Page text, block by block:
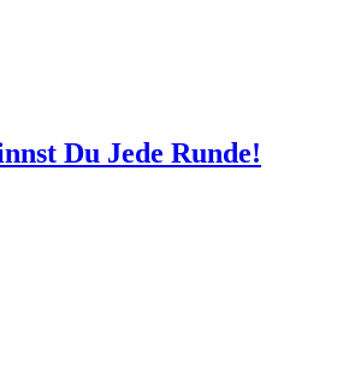
Du Jede Runde!